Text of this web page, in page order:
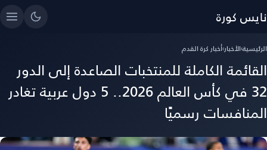
نايس كورة
الرئيسية›الأخبار›أخبار كرة القدم
القائمة الكاملة للمنتخبات الصاعدة إلى الدور
32 في كأس العالم 2026.. 5 دول عربية تغادر
المنافسات رسميًا